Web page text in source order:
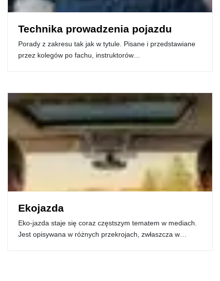
Technika prowadzenia pojazdu
Porady z zakresu tak jak w tytule. Pisane i przedstawiane
przez kolegów po fachu, instruktorów…
Ekojazda
Eko-jazda staje się coraz częstszym tematem w mediach.
Jest opisywana w różnych przekrojach, zwłaszcza w…